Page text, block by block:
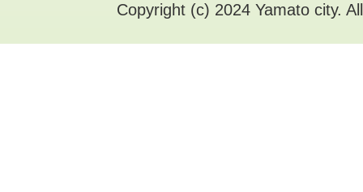
Copyright (c) 2024 Yamato city.